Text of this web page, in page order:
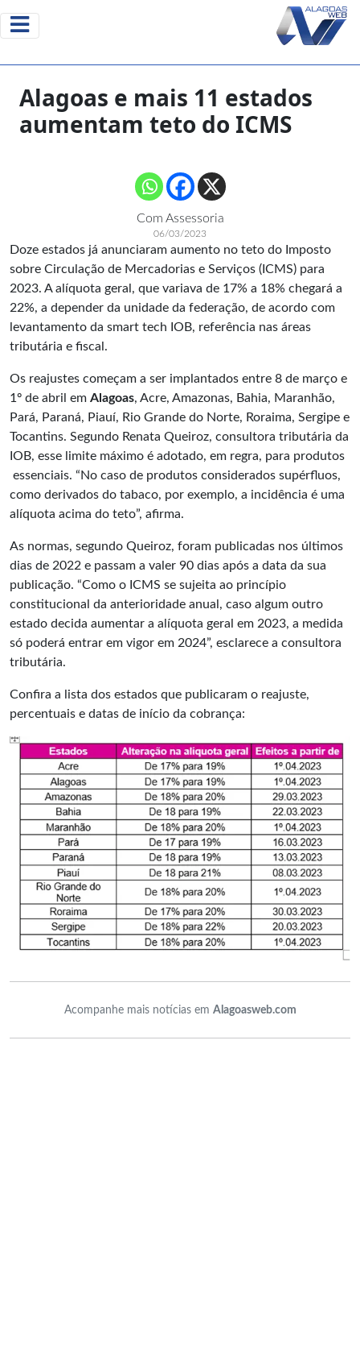
Alagoas e mais 11 estados
aumentam teto do ICMS
Com Assessoria
06/03/2023
Doze estados já anunciaram aumento no teto do Imposto
sobre Circulação de Mercadorias e Serviços (ICMS) para
2023. A alíquota geral, que variava de 17% a 18% chegará a
22%, a depender da unidade da federação, de acordo com
levantamento da smart tech IOB, referência nas áreas
tributária e fiscal.
Os reajustes começam a ser implantados entre 8 de março e
1º de abril em Alagoas, Acre, Amazonas, Bahia, Maranhão,
Pará, Paraná, Piauí, Rio Grande do Norte, Roraima, Sergipe e
Tocantins. Segundo Renata Queiroz, consultora tributária da
IOB, esse limite máximo é adotado, em regra, para produtos
essenciais. “No caso de produtos considerados supérfluos,
como derivados do tabaco, por exemplo, a incidência é uma
alíquota acima do teto”, afirma.
As normas, segundo Queiroz, foram publicadas nos últimos
dias de 2022 e passam a valer 90 dias após a data da sua
publicação. “Como o ICMS se sujeita ao princípio
constitucional da anterioridade anual, caso algum outro
estado decida aumentar a alíquota geral em 2023, a medida
só poderá entrar em vigor em 2024”, esclarece a consultora
tributária.
Confira a lista dos estados que publicaram o reajuste,
percentuais e datas de início da cobrança:
Acompanhe mais notícias em Alagoasweb.com